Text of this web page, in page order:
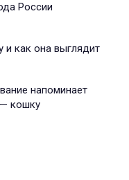
России
и как она выглядит
напоминает
кошку